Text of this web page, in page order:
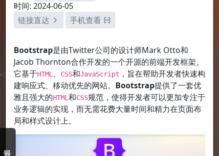
时间: 2024-06-05
链接直达
手机查看
Bootstrap是由Twitter公司的设计师Mark Otto和
Jacob Thornton合作开发的一个开源的前端开发框架。
它基于HTML 、 CSS和JavaScript ，旨在帮助开发者快速构
建响应式、移动优先的网站。 Bootstrap提供了一套优
雅且强大的HTML 和CSS规范，使得开发者可以更加专注于
业务逻辑的实现，而无需花费大量时间和精力在页面布
局和样式设计上。